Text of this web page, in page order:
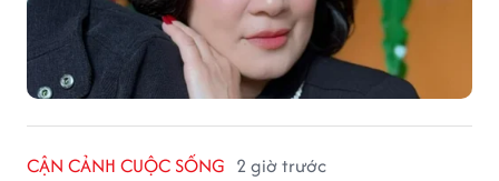
CẬN CẢNH CUỘC SỐNG 2 giờ trước